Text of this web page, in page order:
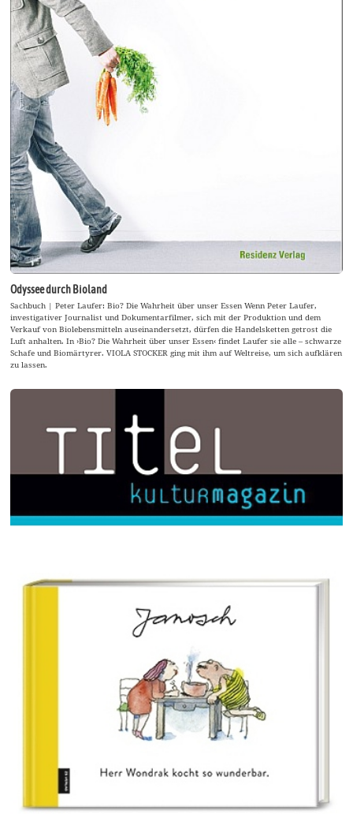
Odyssee durch Bioland
Sachbuch | Peter Laufer: Bio? Die Wahrheit über unser Essen Wenn Peter Laufer,
investigativer Journalist und Dokumentarfilmer, sich mit der Produktion und dem
Verkauf von Biolebensmitteln auseinandersetzt, dürfen die Handelsketten getrost die
Luft anhalten. In ›Bio? Die Wahrheit über unser Essen‹ findet Laufer sie alle – schwarze
Schafe und Biomärtyrer. VIOLA STOCKER ging mit ihm auf Weltreise, um sich aufklären
zu lassen.